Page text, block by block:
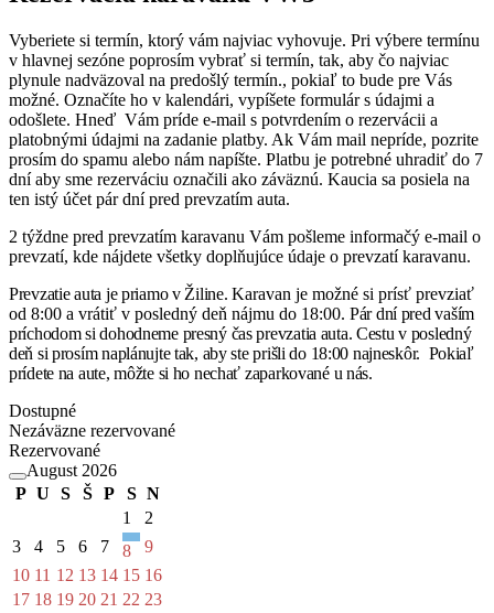
Vyberiete si termín, ktorý vám najviac vyhovuje. Pri výbere termínu
v hlavnej sezóne poprosím vybrať si termín, tak, aby čo najviac
plynule nadväzoval na predošlý termín., pokiaľ to bude pre Vás
možné. Označíte ho v kalendári, vypíšete formulár s údajmi a
odošlete. Hneď Vám príde e-mail s potvrdením o rezervácii a
platobnými údajmi na zadanie platby. Ak Vám mail nepríde, pozrite
prosím do spamu alebo nám napíšte. Platbu je potrebné uhradiť do 7
dní aby sme rezerváciu označili ako záväznú. Kaucia sa posiela na
ten istý účet pár dní pred prevzatím auta.
2 týždne pred prevzatím karavanu Vám pošleme informačý e-mail o
prevzatí, kde nájdete všetky doplňujúce údaje o prevzatí karavanu.
Prevzatie auta je priamo v Žiline.Karavan je možné si prísť prevziať
od 8:00 a vrátiť v posledný deň nájmu do 18:00. Pár dní pred vaším
príchodom si dohodneme presný čas prevzatia auta. Cestu v posledný
deň si prosím naplánujte tak, aby ste prišli do 18:00 najneskôr. Pokiaľ
prídete na aute,môžte si ho nechať zaparkované u nás.
Dostupné
Nezáväzne rezervované
Rezervované
August 2026
P U S Š P S N
1
2
3
4 5 6 7 8
9
10 11 12 13 14 15 16
17 18 19 20 21 22 23